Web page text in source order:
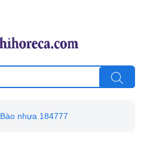
Bào nhựa 184777